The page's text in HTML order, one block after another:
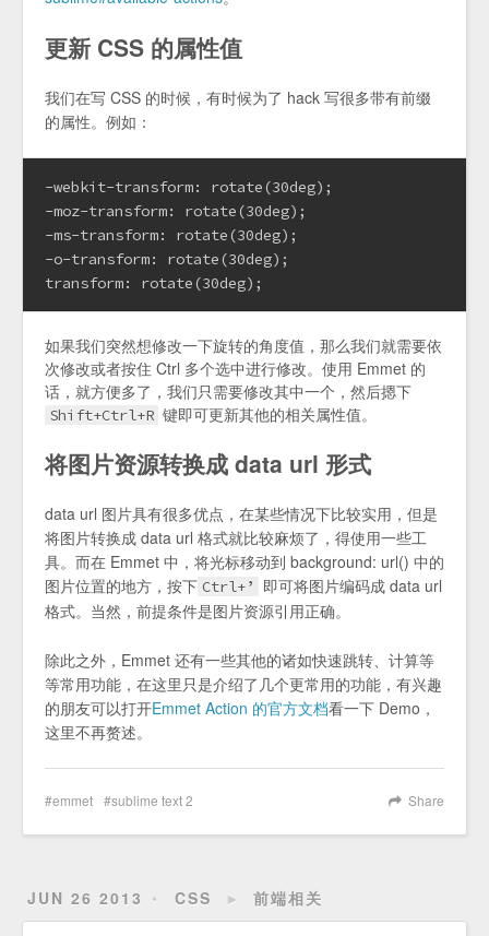
更新 CSS 的属性值
我们在写 CSS 的时候，有时候为了 hack 写很多带有前缀
的属性。例如：
-webkit-transform: rotate(30deg);
-moz-transform: rotate(30deg);
-ms-transform: rotate(30deg);
-o-transform: rotate(30deg);
transform: rotate(30deg);
如果我们突然想修改一下旋转的角度值，那么我们就需要依
次修改或者按住 Ctrl 多个选中进行修改。使用 Emmet 的
话，就方便多了，我们只需要修改其中一个，然后摁下
Shift+Ctrl+R 键即可更新其他的相关属性值。
将图片资源转换成 data url 形式
data url 图片具有很多优点，在某些情况下比较实用，但是
将图片转换成 data url 格式就比较麻烦了，得使用一些工
具。而在 Emmet 中，将光标移动到 background: url() 中的
图片位置的地方，按下 Ctrl+’
即可将图片编码成 data url
格式。当然，前提条件是图片资源引用正确。
除此之外，Emmet 还有一些其他的诸如快速跳转、计算等
等常用功能，在这里只是介绍了几个更常用的功能，有兴趣
的朋友可以打开Emmet Action 的官方文档看一下 Demo，
这里不再赘述。
Share
emmet sublime text 2
JUN 26 2013 CSS ► 前端相关